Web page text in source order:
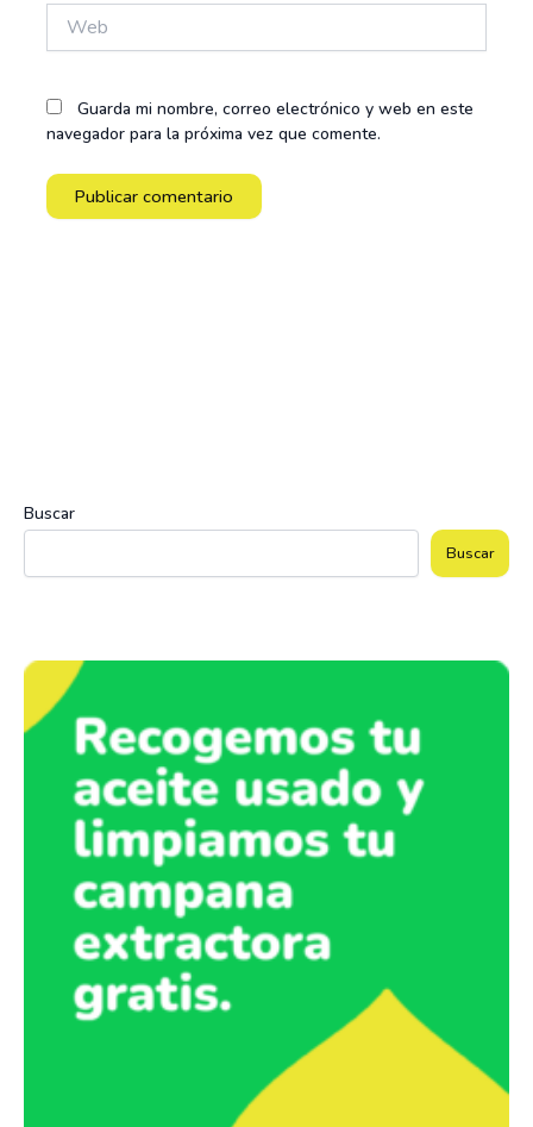
Guarda mi nombre, correo electrónico y web en este
navegador para la próxima vez que comente.
Buscar
Buscar